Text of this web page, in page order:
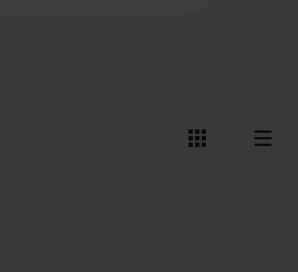
Visa
Visa